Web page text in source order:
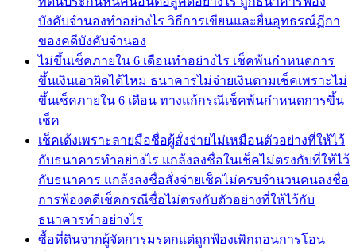
บังคับจำนองทำอย่างไร วิธีการเขียนและยื่นอุทธรณ์ฏีกา
ของคดีบังคับจำนอง
ไม่ขึ้นเช็คภายใน 6 เดือนทำอย่างไร เช็คพ้นกำหนดการ
ขึ้นเงินเอาผิดได้ไหม ธนาคารไม่จ่ายเงินตามเช็คเพราะไม่
ขึ้นเช็คภายใน 6 เดือน ทางแก้กรณีเช็คพ้นกำหนดการขึ้น
เช็ค
เช็คเด้งเพราะลายมือชื่อผู้สั่งจ่ายไม่เหมือนตัวอย่างที่ให้ไว้
กับธนาคารทำอย่างไร แกล้งลงชื่อในเช็คไม่ตรงกับที่ให้ไว้
กับธนาคาร แกล้งลงชื่อสั่งจ่ายเช็คไม่ครบจำนวนคนลงชื่อ
การฟ้องคดีเช็คกรณีชื่อไม่ตรงกับตัวอย่างที่ให้ไว้กับ
ธนาคารทำอย่างไร
ซื้อที่ดินจากผู้จัดการมรดกแต่ถูกฟ้องเพิกถอนการโอน